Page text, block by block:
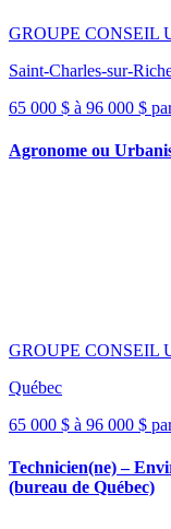
GROUPE CONSEIL
Saint-Charles-sur-
65 000 $ à 96 000 $
Agronome ou
GROUPE CONSEIL
Québec
65 000 $ à 96 000 $
Technicien(ne) –
(bureau de Québec)